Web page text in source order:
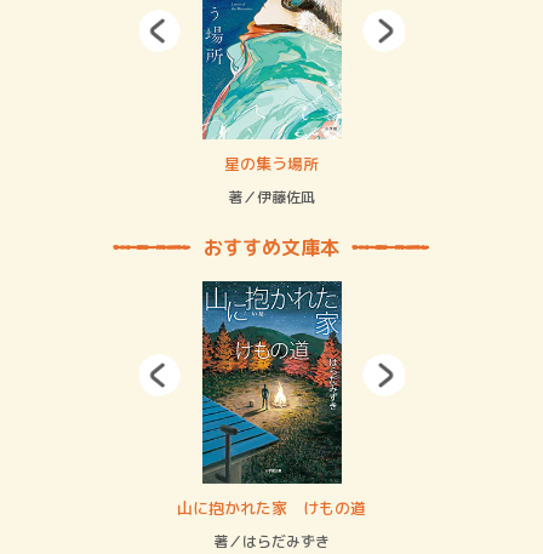
星の集う場所
著／伊藤佐凪
おすすめ文庫本
山に抱かれた家 けもの道
著／はらだみずき